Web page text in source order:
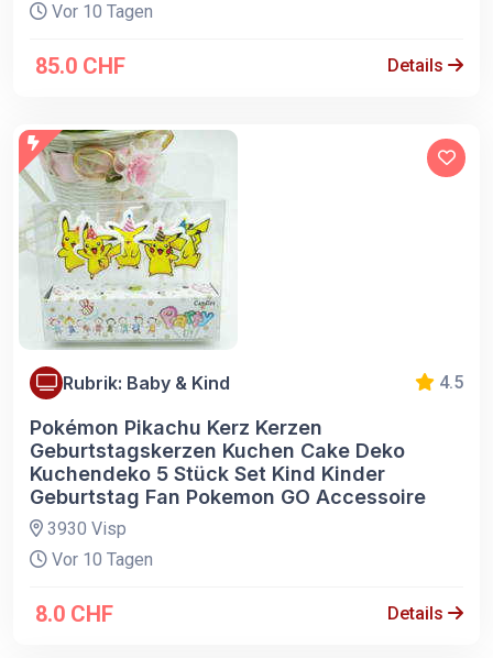
Vor 10 Tagen
85.0 CHF Details
Rubrik: Baby & Kind 4.5
Pokémon Pikachu Kerz Kerzen
Geburtstagskerzen Kuchen Cake Deko
Kuchendeko 5 Stück Set Kind Kinder
Geburtstag Fan Pokemon GO Accessoire
3930 Visp
Vor 10 Tagen
8.0 CHF Details